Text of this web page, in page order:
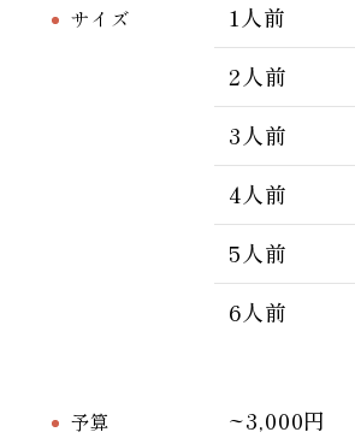
サイズ
1人前
2人前
3人前
4人前
5人前
6人前
予算
~3,000円